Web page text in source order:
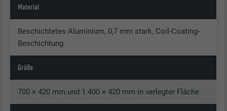
Material
Beschichtetes Aluminium, 0,7 mm stark, Coil-Coating-
Beschichtung
Größe
700 × 420 mm und 1.400 × 420 mm in verlegter Fläche